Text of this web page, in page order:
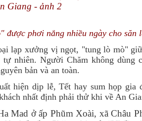
được phơi nắng nhiều ngày cho săn
lạp xưởng vị ngọt, "tung lò mò"
nhiên. Người Chăm không dùng
bản và an toàn.
hiện dịp lễ, Tết hay sum họp gia
nhất định phải thử khi về An
Mad ở ấp Phũm Xoài, xã Châu